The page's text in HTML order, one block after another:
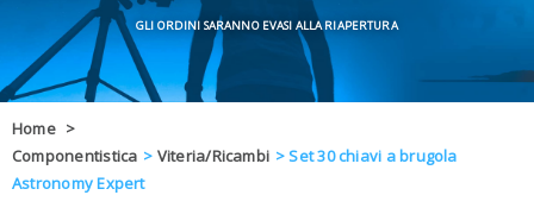
MARCHI
OFFERTE
BLOG
Home >
Componentistica > Viteria/Ricambi >Set 30 chiavi a brugola
Astronomy Expert